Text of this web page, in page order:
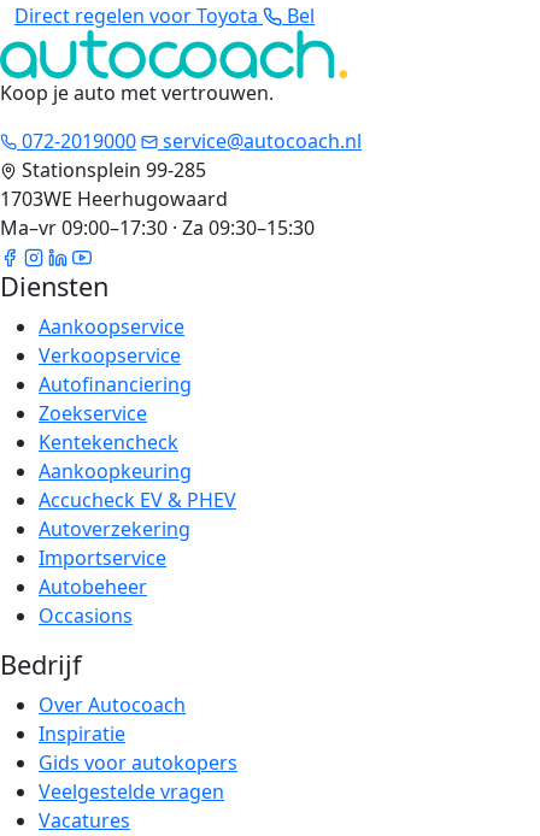
Direct regelen voor Toyota
Bel
Koop je auto met vertrouwen.
072-2019000
service@autocoach.nl
Stationsplein 99-285
1703WE Heerhugowaard
Ma–vr 09:00–17:30 · Za 09:30–15:30
Diensten
Aankoopservice
Verkoopservice
Autofinanciering
Zoekservice
Kentekencheck
Aankoopkeuring
Accucheck EV & PHEV
Autoverzekering
Importservice
Autobeheer
Occasions
Bedrijf
Over Autocoach
Inspiratie
Gids voor autokopers
Veelgestelde vragen
Vacatures